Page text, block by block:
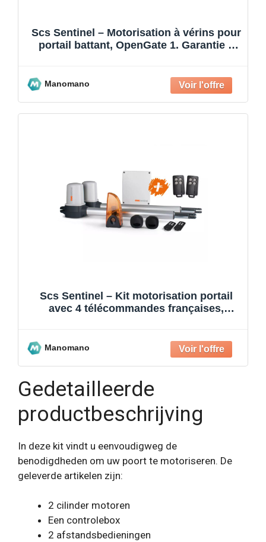
Scs Sentinel – Motorisation à vérins pour
portail battant, OpenGate 1. Garantie 5
Manomano
Scs Sentinel – Kit motorisation portail
avec 4 télécommandes françaises,
Manomano
Gedetailleerde
productbeschrijving
In deze kit vindt u eenvoudigweg de
benodigdheden om uw poort te motoriseren. De
geleverde artikelen zijn:
2 cilinder motoren
Een controlebox
2 afstandsbedieningen